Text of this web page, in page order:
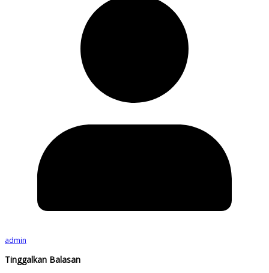
admin
Tinggalkan Balasan